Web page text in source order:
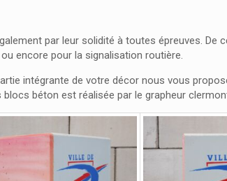
par leur solidité à toutes épreuves.
encore pour la signalisation routière.
intégrante de votre décor nous vous
béton est réalisée par le grapheur